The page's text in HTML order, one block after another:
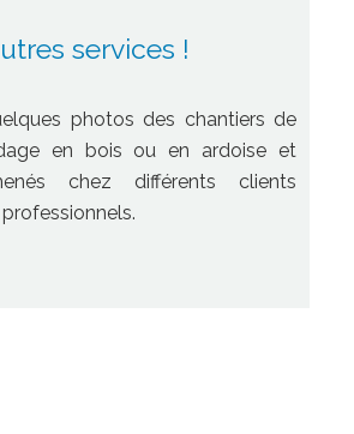
services !
photos des chantiers de
en bois ou en ardoise et
chez différents clients